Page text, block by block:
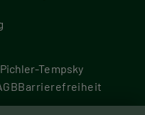
Tempsky
Barrierefreiheit